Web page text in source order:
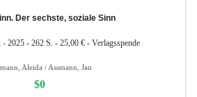
Der sechste, soziale Sinn
2025 - 262 S. - 25,00 € - Verlagsspende
Aleida / Assmann, Jan
$0